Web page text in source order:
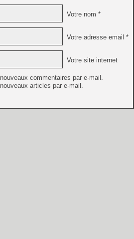
Votre nom *
Votre adresse email *
Votre site internet
commentaires par e-mail.
articles par e-mail.